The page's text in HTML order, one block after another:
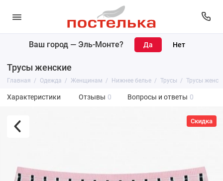
Ваш город — Эль-Монте?
Трусы женские
Главная Одежда Женщинам Нижнее белье Трусы Трусы
Характеристики Отзывы 0 Вопросы и ответы 0
Скидка